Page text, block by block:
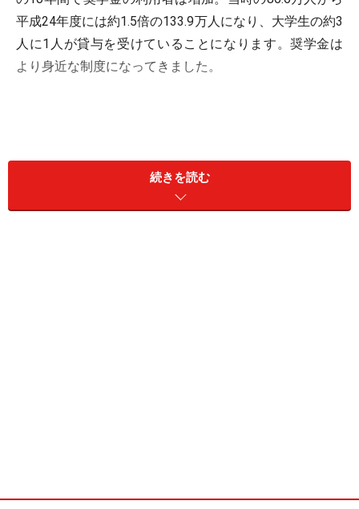
平成24年度には約1.5倍の133.9万人になり、大学生の約3
人に1人が貸与を受けていることになります。奨学金は
より身近な制度になってきました。
いう時に心強い味方になる、日本学生支援機構の奨学金
続きを読む